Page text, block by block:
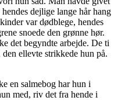
dejlige lange hår hang
var dødblege, hendes
snoede den grønne hør.
det begyndte arbejde. De ti
ellevte strikkede hun på.
en salmebog har hun i
med, riv det fra hende i